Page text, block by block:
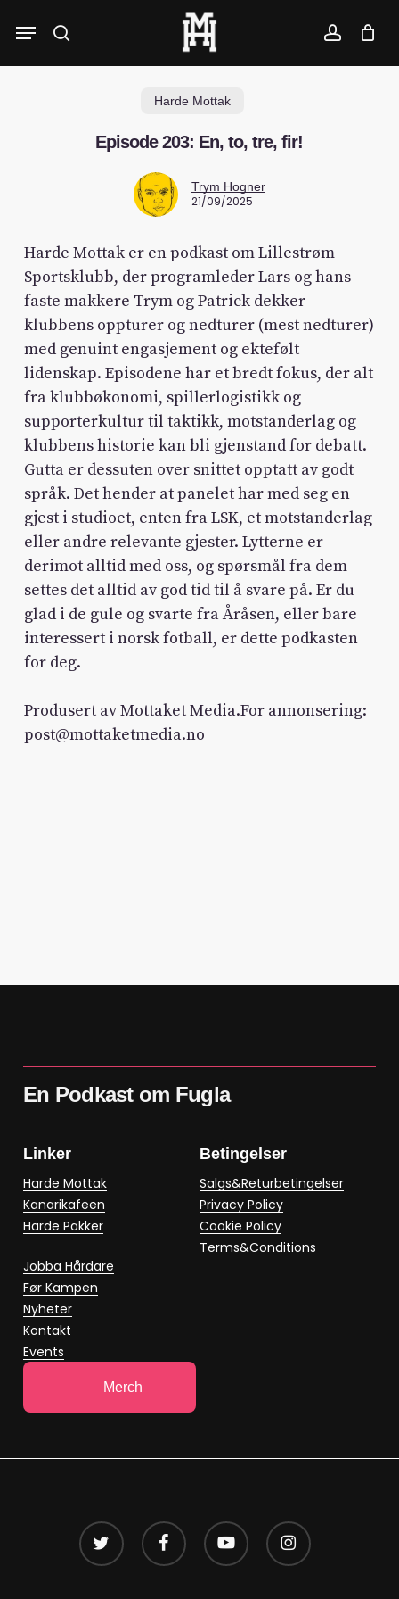
search account
Menu
Harde Mottak
Episode 203: En, to, tre, fir!
Trym Hogner
21/09/2025
Harde Mottak er en podkast om Lillestrøm
Sportsklubb, der programleder Lars og hans
faste makkere Trym og Patrick dekker
klubbens oppturer og nedturer (mest nedturer)
med genuint engasjement og ektefølt
lidenskap. Episodene har et bredt fokus, der alt
fra klubbøkonomi, spillerlogistikk og
supporterkultur til taktikk, motstanderlag og
klubbens historie kan bli gjenstand for debatt.
Gutta er dessuten over snittet opptatt av godt
språk. Det hender at panelet har med seg en
gjest i studioet, enten fra LSK, et motstanderlag
eller andre relevante gjester. Lytterne er
derimot alltid med oss, og spørsmål fra dem
settes det alltid av god tid til å svare på. Er du
glad i de gule og svarte fra Åråsen, eller bare
interessert i norsk fotball, er dette podkasten
for deg.
Produsert av Mottaket Media.For annonsering:
post@mottaketmedia.no
En Podkast om Fugla
Linker
Harde Mottak
Kanarikafeen
Harde Pakker
Jobba Hårdare
Før Kampen
Nyheter
Kontakt
Events
Betingelser
Salgs&Returbetingelser
Privacy Policy
Cookie Policy
Terms&Conditions
Merch
twitter facebook youtube instagram